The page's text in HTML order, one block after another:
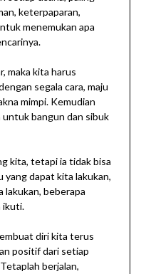
keterpaparan,
menemukan apa
maka kita harus
segala cara, maju
mimpi. Kemudian
bangun dan sibuk
kita, tetapi ia tidak bisa
yang dapat kita lakukan,
lakukan, beberapa
ikuti.
diri kita terus
positif dari setiap
berjalan,